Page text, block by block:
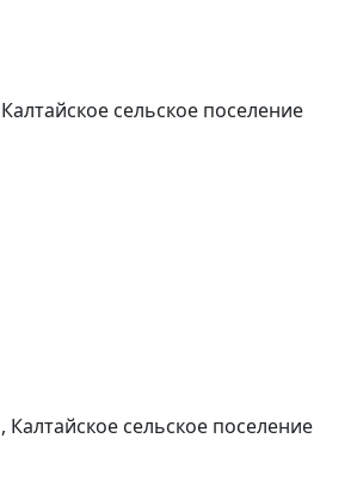
сельское поселение
сельское поселение